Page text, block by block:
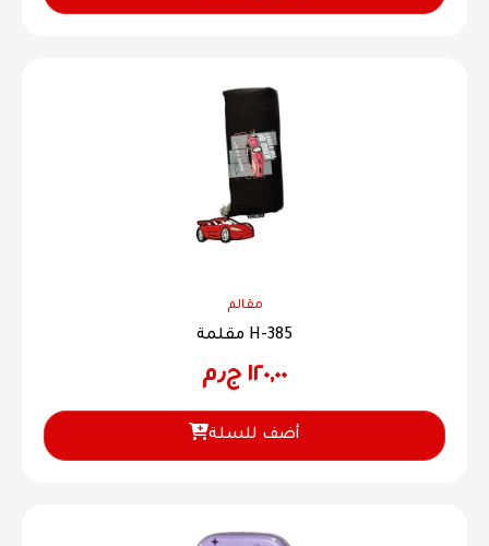
مقالم
مقلمة H-385
١٢٠,٠٠ ج٫م
أضف للسلة